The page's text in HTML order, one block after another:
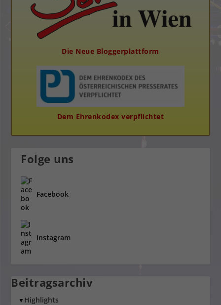
Die Neue Bloggerplattform
Dem Ehrenkodex verpflichtet
Folge uns
Facebook
Instagram
Beitragsarchiv
▼ Highlights